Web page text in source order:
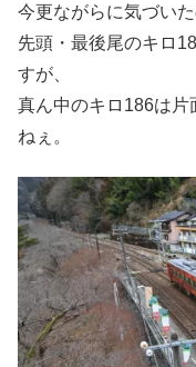
今更ながらに気づい
先頭・最後尾のキロ
すが、
真ん中のキロ186は片
ねぇ。